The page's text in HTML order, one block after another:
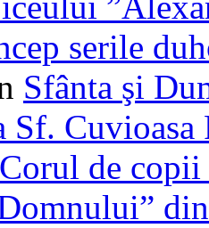
serile
Sfânta şi
Sf. Cuvioasa
Corul de